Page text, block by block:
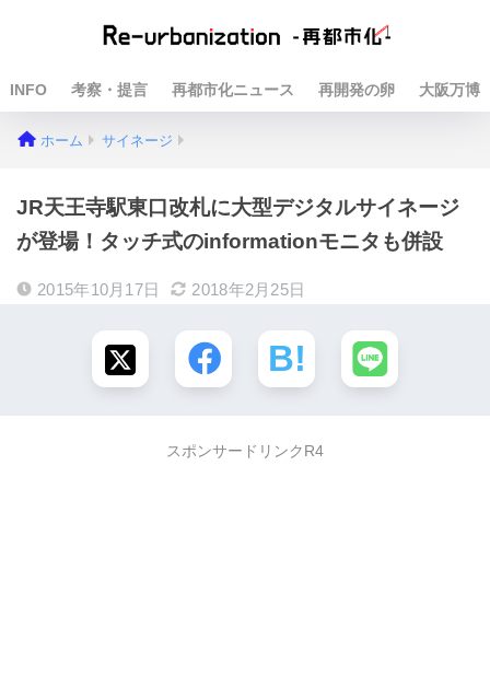
INFO 考察・提言 再都市化ニュース 再開発の卵 大阪万博
ホーム サイネージ
JR天王寺駅東口改札に大型デジタルサイネージ
が登場！タッチ式のinformationモニタも併設
2015年10月17日 2018年2月25日
スポンサードリンクR4